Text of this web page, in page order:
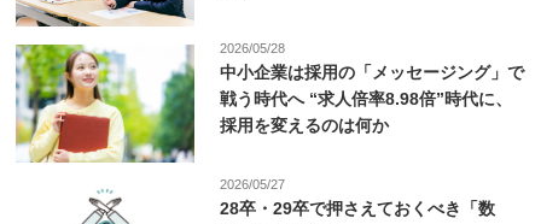
2026/05/28
中小企業は採用の「メッセージング」で
戦う時代へ “求人倍率8.98倍”時代に、
採用を変えるのは何か
2026/05/27
28卒・29卒で押さえておくべき「数